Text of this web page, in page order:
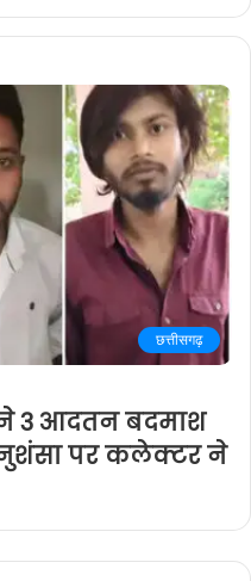
छत्तीसगढ़
3 आदतन बदमाश
पर कलेक्टर ने